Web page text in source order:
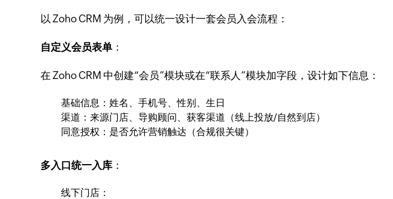
以 Zoho CRM 为例，可以统一设计一套会员入会流程：
自定义会员表单 ：
在 Zoho CRM 中创建“会员”模块或在“联系人”模块加字段，设计如下信息：
基础信息：姓名、手机号、性别、生日
渠道：来源门店、导购顾问、获客渠道（线上投放/自然到店）
同意授权：是否允许营销触达（合规很关键）
多入口统一入库 ：
线下门店：